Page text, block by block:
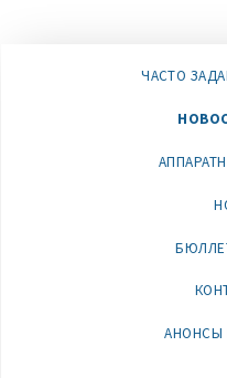
ЧАСТО
АНОНСЫ